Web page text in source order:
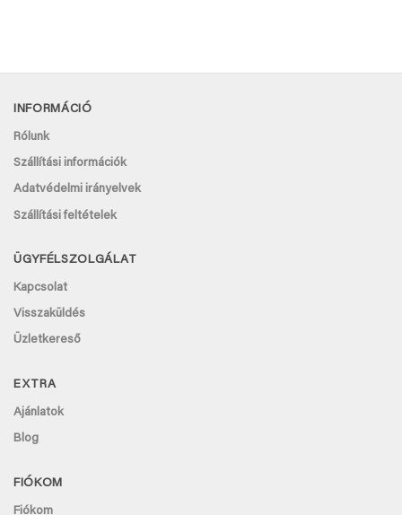
INFORMÁCIÓ
Rólunk
Szállítási információk
Adatvédelmi irányelvek
Szállítási feltételek
ÜGYFÉLSZOLGÁLAT
Kapcsolat
Visszaküldés
Üzletkereső
EXTRA
Ajánlatok
Blog
FIÓKOM
Fiókom